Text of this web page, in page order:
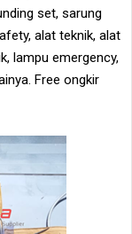
set, sarung
alat teknik, alat
lampu emergency,
Free ongkir